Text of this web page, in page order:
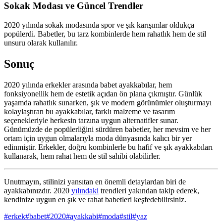
Sokak Modası ve Güncel Trendler
2020 yılında sokak modasında spor ve şık karışımlar oldukça
popülerdi. Babetler, bu tarz kombinlerde hem rahatlık hem de stil
unsuru olarak kullanılır.
Sonuç
2020 yılında erkekler arasında babet ayakkabılar, hem
fonksiyonellik hem de estetik açıdan ön plana çıkmıştır. Günlük
yaşamda rahatlık sunarken, şık ve modern görünümler oluşturmayı
kolaylaştıran bu ayakkabılar, farklı malzeme ve tasarım
seçenekleriyle herkesin tarzına uygun alternatifler sunar.
Günümüzde de popülerliğini sürdüren babetler, her mevsim ve her
ortam için uygun olmalarıyla moda dünyasında kalıcı bir yer
edinmiştir. Erkekler, doğru kombinlerle bu hafif ve şık ayakkabıları
kullanarak, hem rahat hem de stil sahibi olabilirler.
Unutmayın, stilinizi yansıtan en önemli detaylardan biri de
ayakkabınızdır. 2020 yılındaki trendleri yakından takip ederek,
kendinize uygun en şık ve rahat babetleri keşfedebilirsiniz.
#erkek#babet#2020#ayakkabi#moda#stil#yaz